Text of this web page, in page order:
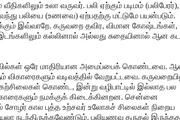
உலா வருவர். பலி ஏற்கும் படிமம் (பலிபேரர்),
பலியை (உணவை) ஏற்பதற்கு மட்டுமே பயன்படும்.
இவ்வாறே. கருவறை தவிர, விமான கோஷ்டங்கள்,
கல்லினால் அல்லது சுதையினால் ஆன
ஒரே மாதிரியான அமைப்பைக் கொண்டவை.
விகாரைகளும் வடிவத்தில் வேறுபட்டவை.
கற்சிலைகள் கொண்ட, இன்று வழிபாட்டில் இல்லாத பல
நமக்குக் கிடைக்கினறன. சென்னை
சோழர் கால புத்த உற்சவர் உலோகச் சிலைகள் நிறைய
நடந்திருக்கவேண்டும். பலியுணவு தருதல்